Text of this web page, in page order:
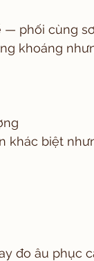
— phối cùng
khoáng
khác biệt
đo âu phục